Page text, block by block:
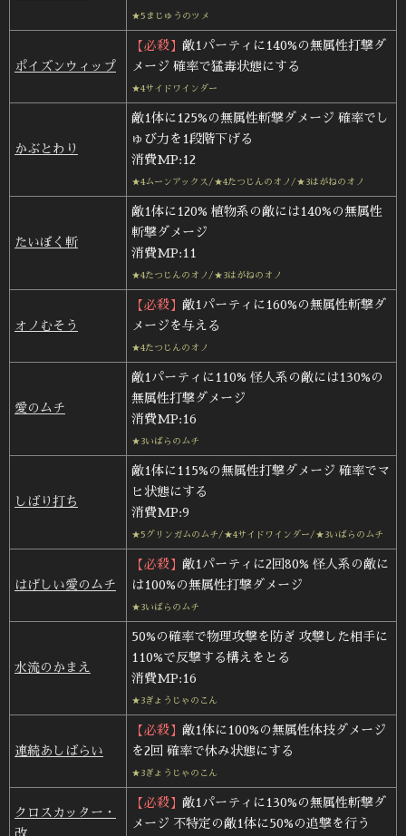
★5まじゅうのツメ
ポイズンウィップ
【必殺】 敵1パーティに140%の無属性打撃ダ
メージ 確率で猛毒状態にする
★4サイドワインダー
かぶとわり
敵1体に125%の無属性斬撃ダメージ 確率でし
ゅび力を1段階下げる
消費MP:12
★4ムーンアックス/★4たつじんのオノ/★3はがねのオノ
たいぼく斬
敵1体に120% 植物系の敵には140%の無属性
斬撃ダメージ
消費MP:11
★4たつじんのオノ/★3はがねのオノ
オノむそう
【必殺】 敵1パーティに160%の無属性斬撃ダ
メージを与える
★4たつじんのオノ
愛のムチ
敵1パーティに110% 怪人系の敵には130%の
無属性打撃ダメージ
消費MP:16
★3いばらのムチ
しばり打ち
敵1体に115%の無属性打撃ダメージ 確率でマ
ヒ状態にする
消費MP:9
★5グリンガムのムチ/★4サイドワインダー/★3いばらのムチ
はげしい愛のムチ
【必殺】 敵1パーティに2回80% 怪人系の敵に
は100%の無属性打撃ダメージ
★3いばらのムチ
水流のかまえ
50%の確率で物理攻撃を防ぎ 攻撃した相手に
110%で反撃する構えをとる
消費MP:16
★3ぎょうじゃのこん
連続あしばらい
【必殺】 敵1体に100%の無属性体技ダメージ
を2回 確率で休み状態にする
★3ぎょうじゃのこん
クロスカッター・
【必殺】 敵1パーティに130%の無属性斬撃ダ
メージ 不特定の敵1体に50%の追撃を行う